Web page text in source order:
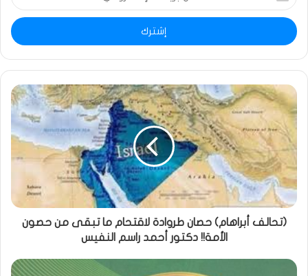
بريدك
الإلكتروني
(تحالف أبراهام) حصان طروادة لاقتحام ما تبقى من حصون
الأمة!! دكتور أحمد راسم النفيس